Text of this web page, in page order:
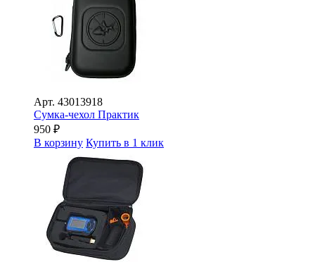
Арт. 43013918
Сумка-чехол Практик
950 ₽
В корзину Купить в 1 клик